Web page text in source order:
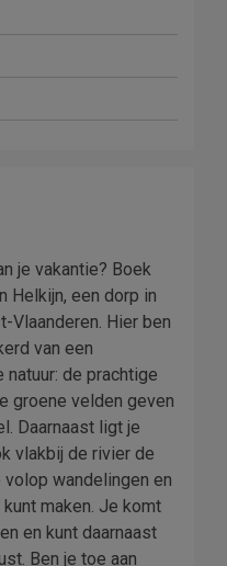
je vakantie? Boek
Helkijn, een dorp in
Vlaanderen. Hier ben
van een
de prachtige
groene velden geven
Daarnaast ligt je
vlakbij de rivier de
wandelingen en
maken. Je komt
en kunt daarnaast
Ben je toe aan